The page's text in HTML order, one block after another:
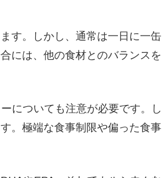
す。しかし、通常は一日に一缶
には、他の食材とのバランスを
についても注意が必要です。し
。極端な食事制限や偏った食事